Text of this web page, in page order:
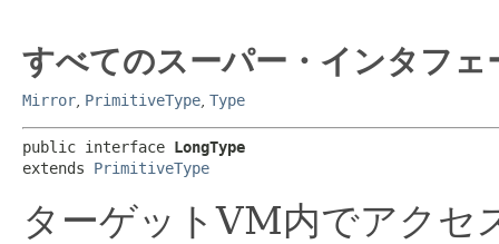
すべてのスーパー・インタフェ
Mirror PrimitiveType Type
public interface LongType
extends PrimitiveType
ターゲットVM内でアクセ